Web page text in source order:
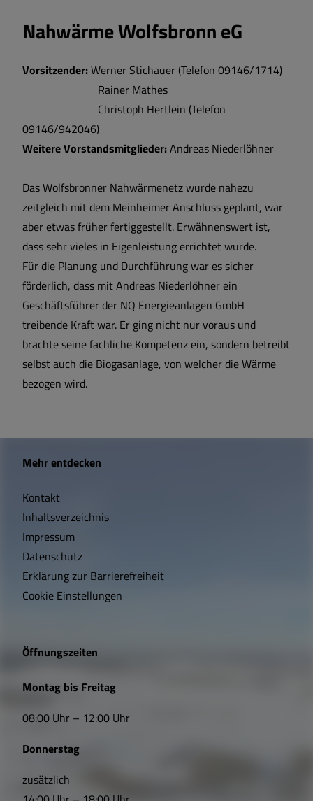
Nahwärme Wolfsbronn eG
Vorsitzender:Werner Stichauer (Telefon 09146/1714)
Rainer Mathes
Christoph Hertlein (Telefon
09146/942046)
Weitere Vorstandsmitglieder:Andreas Niederlöhner
Das Wolfsbronner Nahwärmenetz wurde nahezu
zeitgleich mit dem Meinheimer Anschluss geplant, war
aber etwas früher fertiggestellt. Erwähnenswert ist,
dass sehr vieles in Eigenleistung errichtet wurde.
Für die Planung und Durchführung war es sicher
förderlich, dass mit Andreas Niederlöhner ein
Geschäftsführer der NQ Energieanlagen GmbH
treibende Kraft war. Er ging nicht nur voraus und
brachte seine fachliche Kompetenz ein, sondern betreibt
selbst auch die Biogasanlage, von welcher die Wärme
bezogen wird.
W
c
h
t
i
e
L
n
k
s
Mehr entdecken
Kontakt
Inhaltsverzeichnis
Impressum
Datenschutz
Erklärung zur Barrierefreiheit
Cookie Einstellungen
Öffnungszeiten
Montag bis Freitag
08:00 Uhr – 12:00 Uhr
Donnerstag
zusätzlich